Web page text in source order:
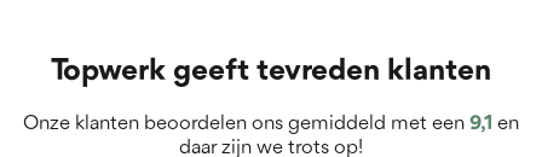
Topwerk geeft tevreden klanten
Onze klanten beoordelen ons gemiddeld met een 9,1 en
daar zijn we trots op!